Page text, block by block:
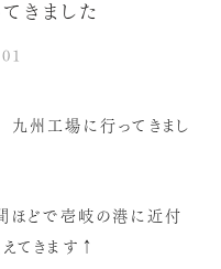
きました
州工場に行ってきまし
ほどで壱岐の港に近付
てきます↑